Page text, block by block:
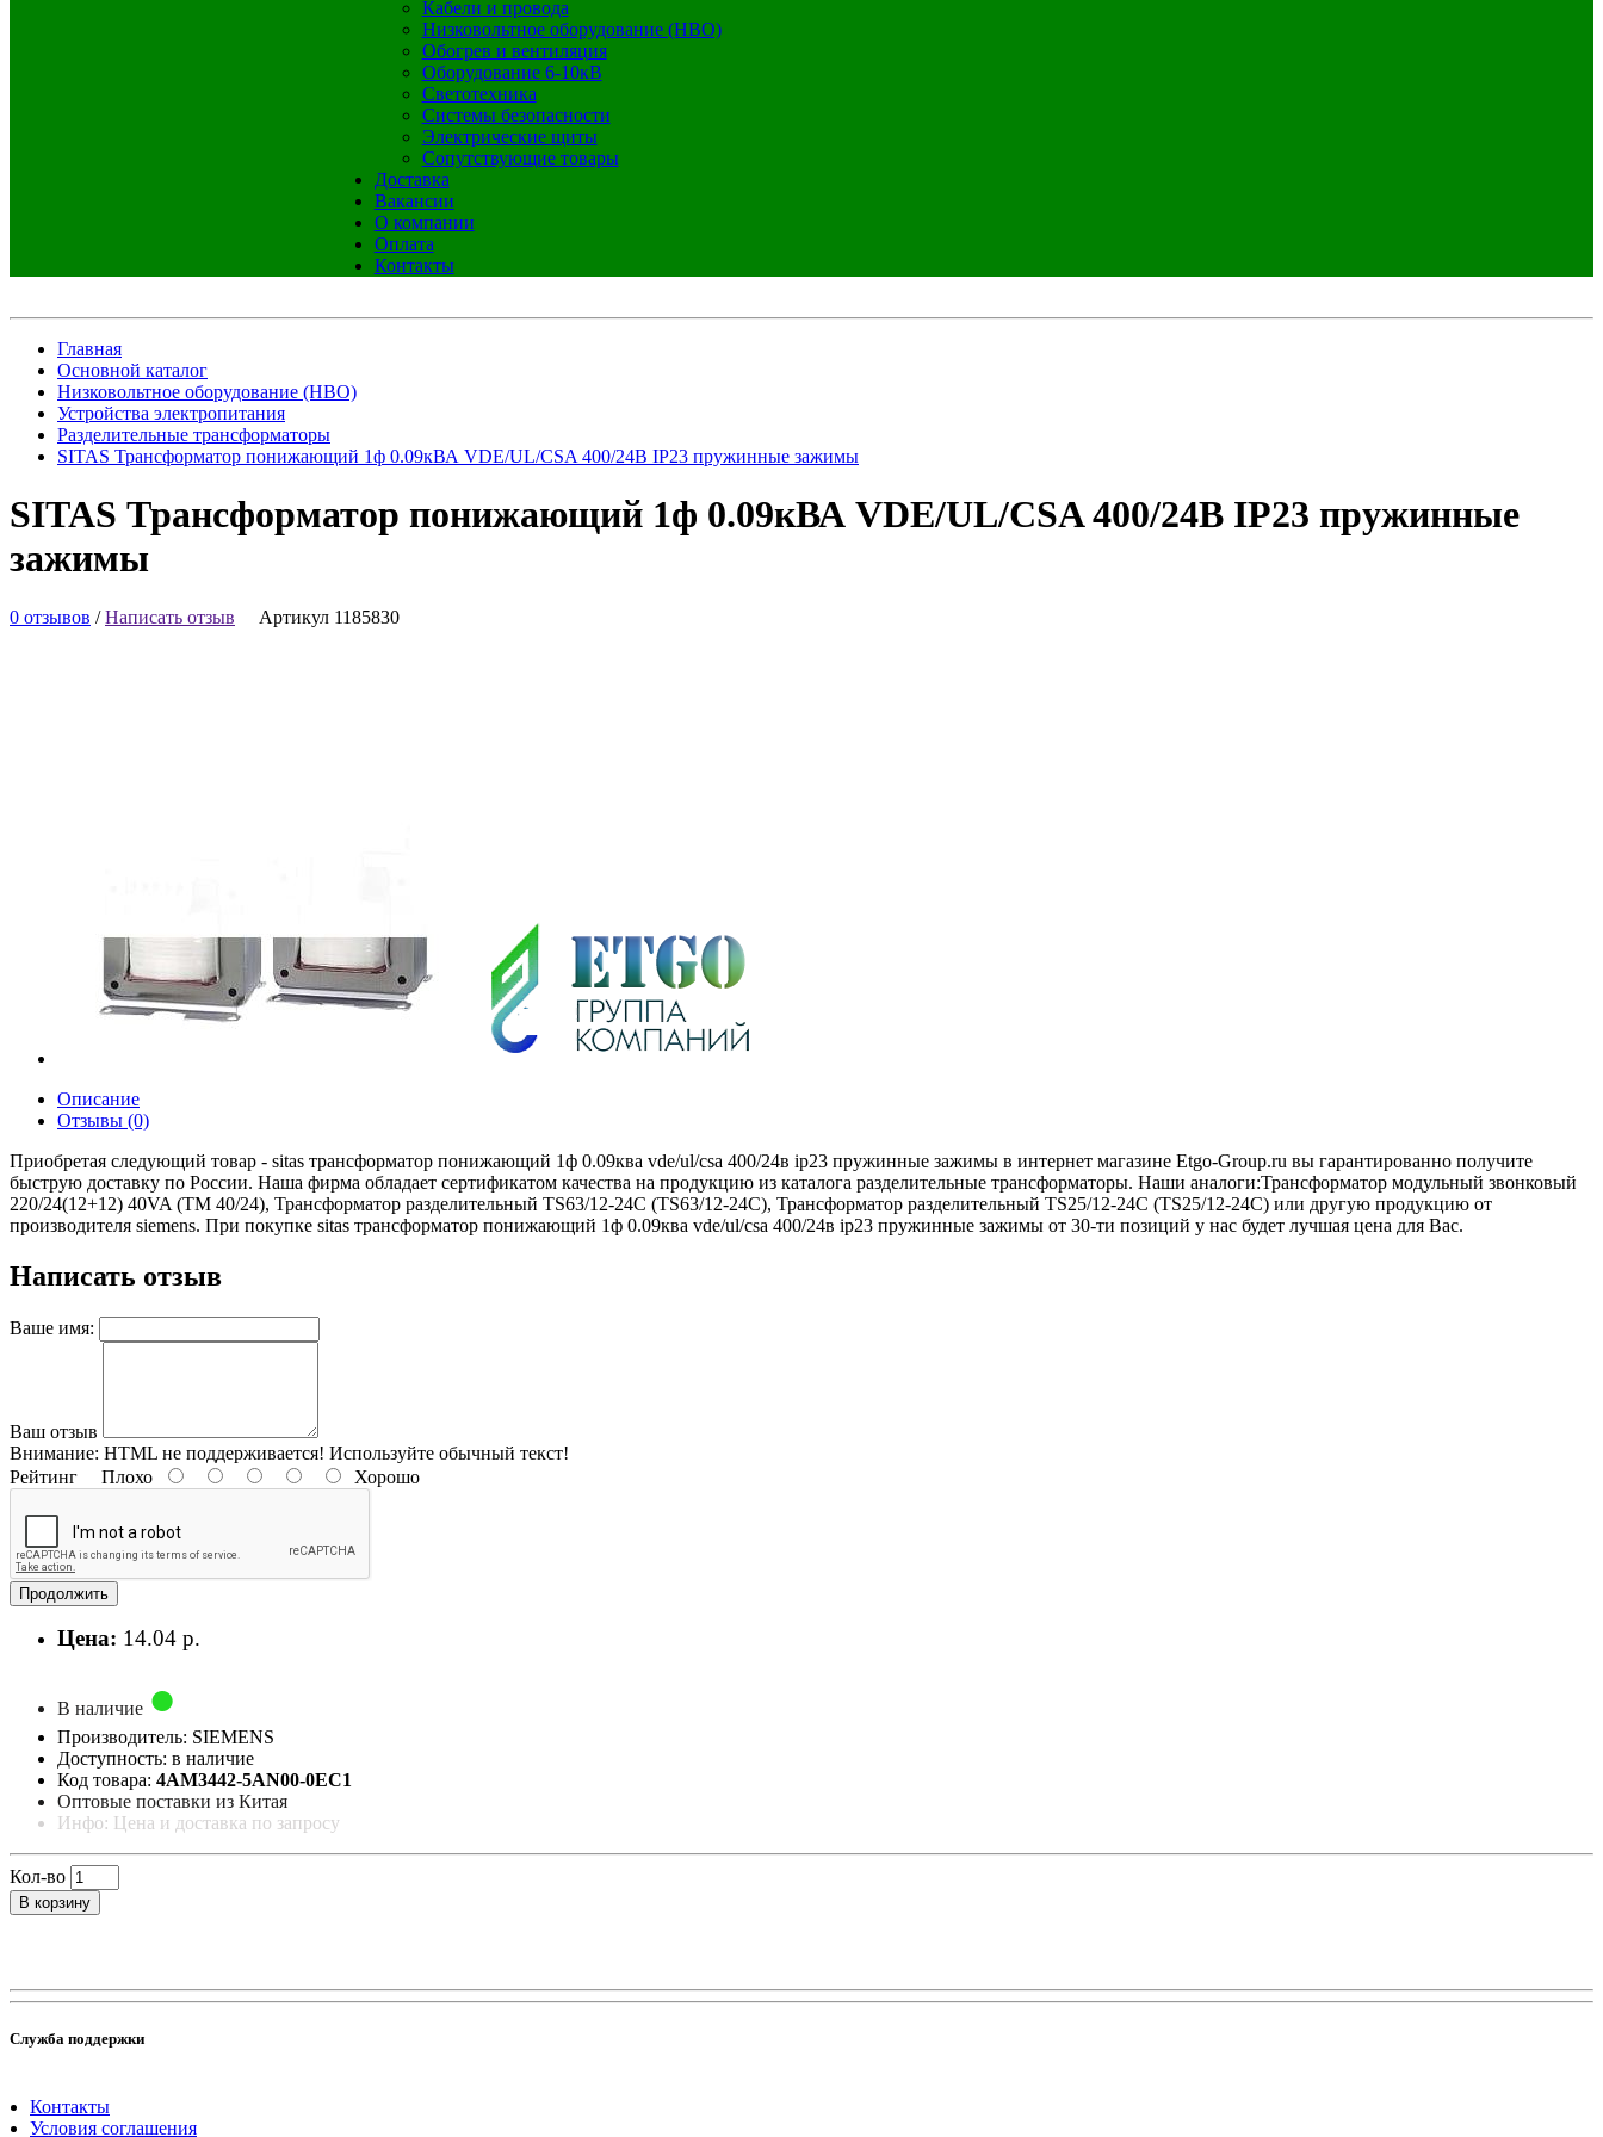
Кабели и провода
Низковольтное оборудование (НВО)
Обогрев и вентиляция
Оборудование 6-10кВ
Светотехника
Системы безопасности
Электрические щиты
Сопутствующие товары
Доставка
Вакансии
О компании
Оплата
Контакты
Главная
Основной каталог
Низковольтное оборудование (НВО)
Устройства электропитания
Разделительные трансформаторы
SITAS Трансформатор понижающий 1ф 0.09кВА VDE/UL/CSA 400/24В IP23 пружинные зажимы
SITAS Трансформатор понижающий 1ф 0.09кВА VDE/UL/CSA 400/24В IP23 пружинные
зажимы
0 отзывов /Написать отзыв Артикул 1185830
Описание
Отзывы (0)
Приобретая следующий товар - sitas трансформатор понижающий 1ф 0.09ква vde/ul/csa 400/24в ip23 пружинные зажимы в интернет магазине Etgo-Group.ru вы гарантированно получите
быструю доставку по России. Наша фирма обладает сертификатом качества на продукцию из каталога разделительные трансформаторы. Наши аналоги:Трансформатор модульный звонковый
220/24(12+12) 40VA (TM 40/24), Трансформатор разделительный TS63/12-24C (TS63/12-24C), Трансформатор разделительный TS25/12-24C (TS25/12-24C) или другую продукцию от
производителя siemens. При покупке sitas трансформатор понижающий 1ф 0.09ква vde/ul/csa 400/24в ip23 пружинные зажимы от 30-ти позиций у нас будет лучшая цена для Вас.
Написать отзыв
Ваше имя:
Ваш отзыв
Внимание: HTML не поддерживается! Используйте обычный текст!
Рейтинг Плохо Хорошо
Продолжить
Цена: 14.04 р.
В наличие
Производитель: SIEMENS
Доступность: в наличие
Код товара: 4AM3442-5AN00-0EC1
Оптовые поставки из Китая
Инфо: Цена и доставка по запросу
Кол-во
В корзину
Служба поддержки
Контакты
Условия соглашения